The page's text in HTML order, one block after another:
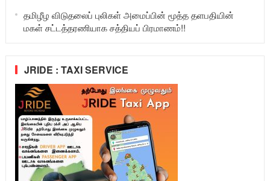
தமிழீழ விடுதலைப் புலிகள் அமைப்பின் மூத்த தளபதியின்
மகள் சட்டத்தரணியாக சத்தியப் பிரமாணம்!!
JRIDE : TAXI SERVICE